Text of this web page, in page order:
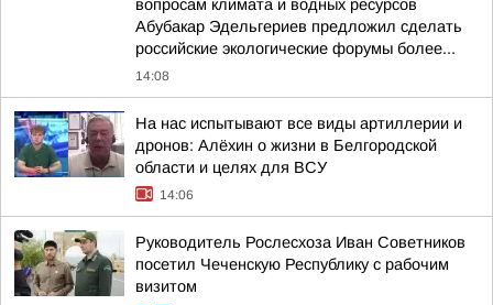
вопросам климата и водных ресурсов
Абубакар Эдельгериев предложил сделать
российские экологические форумы более...
14:08
На нас испытывают все виды артиллерии и
дронов: Алёхин о жизни в Белгородской
области и целях для ВСУ
14:06
Руководитель Рослесхоза Иван Советников
посетил Чеченскую Республику с рабочим
визитом